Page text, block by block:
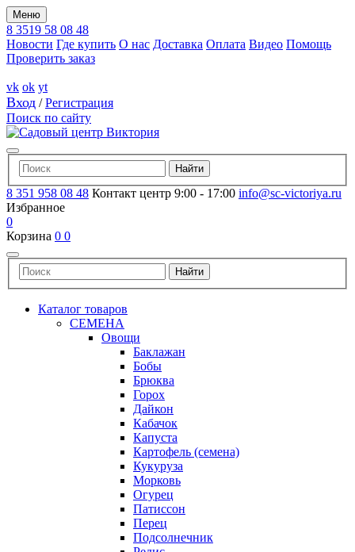
Меню
8 3519 58 08 48
Новости Где купить О нас Доставка Оплата Видео Помощь
Проверить заказ
vk ok yt
Вход /Регистрация
Поиск по сайту
8 351 958 08 48 Контакт центр 9:00 - 17:00 info@sc-victoriya.ru
Избранное
0
Корзина 0 0
Каталог товаров
СЕМЕНА
Овощи
Баклажан
Бобы
Брюква
Горох
Дайкон
Кабачок
Капуста
Картофель (семена)
Кукуруза
Морковь
Огурец
Патиссон
Перец
Подсолнечник